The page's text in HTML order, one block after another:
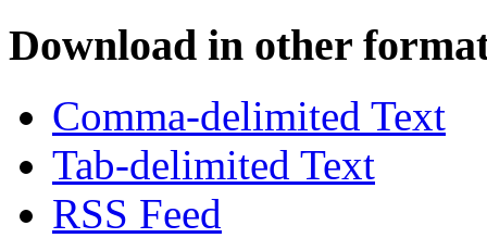
Download in other
Comma-delimited Text
Tab-delimited Text
RSS Feed